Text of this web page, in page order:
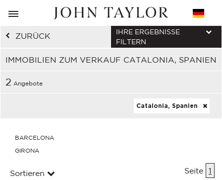
ZURÜCK
IMMOBILIEN ZUM VERKAUF CATALONIA, SPANIEN
IHRE ERGEBNISSE
FILTERN
2 Angebote
Catalonia, Spanien
BARCELONA
GIRONA
Sortieren Seite 1